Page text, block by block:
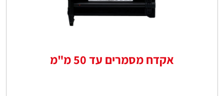
אקדח מסמרים עד 50 מ"מ